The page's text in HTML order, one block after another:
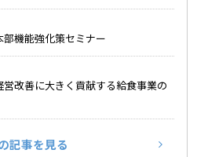
機能強化策セミナー
改善に大きく貢献する給食事業の
記事を見る